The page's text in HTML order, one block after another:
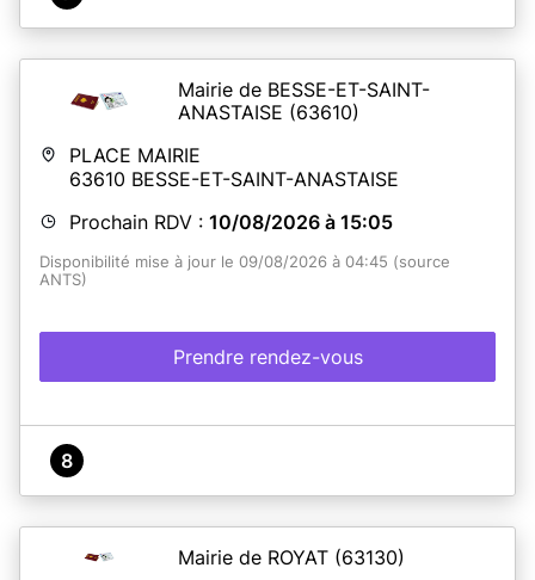
Mairie de BESSE-ET-SAINT-
ANASTAISE (63610)
PLACE MAIRIE
63610 BESSE-ET-SAINT-ANASTAISE
Prochain RDV : 10/08/2026 à 15:05
Disponibilité mise à jour le 09/08/2026 à 04:45 (source
ANTS)
Prendre rendez-vous
8
Mairie de ROYAT (63130)